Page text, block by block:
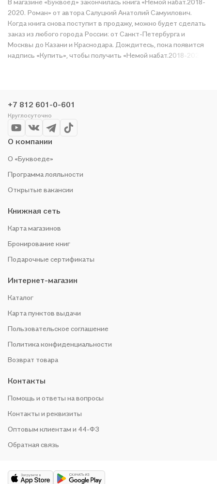
В магазине «Буквоед» закончилась книга «Немой набат.2018-
2020. Роман» от автора Салуцкий Анатолий Самуилович.
Когда книга снова поступит в продажу, можно будет сделать
заказ из любого города России: от Санкт-Петербурга и
Москвы до Казани и Краснодара. Дождитесь, пока появится
надпись «Купить», чтобы получить «Немой набат.2018-2020.
чтобы не упустить выгоду!
+7 812 601-0-601
Круглосуточно
О компании
О «Буквоеде»
Программа лояльности
Открытые вакансии
Книжная сеть
Карта магазинов
Бронирование книг
Подарочные сертификаты
Интернет-магазин
Каталог
Карта пунктов выдачи
Пользовательское соглашение
Политика конфиденциальности
Возврат товара
Контакты
Помощь и ответы на вопросы
Контакты и реквизиты
Оптовым клиентам и 44-ФЗ
Обратная связь